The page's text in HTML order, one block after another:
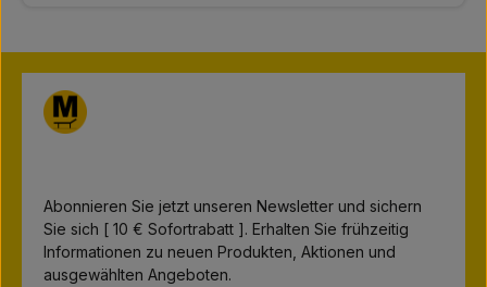
Abonnieren Sie jetzt unseren Newsletter und sichern
Sie sich [ 10 € Sofortrabatt ]. Erhalten Sie frühzeitig
Informationen zu neuen Produkten, Aktionen und
ausgewählten Angeboten.